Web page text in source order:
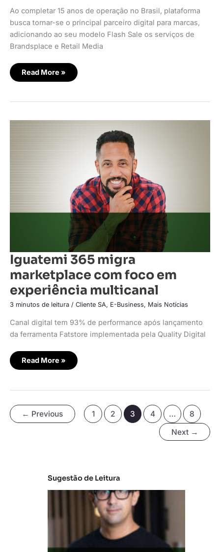
Ao completar 15 anos de operação no Brasil, plataforma
busca tornar-se o principal parceiro digital para marcas,
adicionando ao seu modelo Flash Sale os serviços de
Brandsplace e Retail Media
Read More »
Iguatemi 365 migra
marketplace com foco em
experiência multicanal
3 minutos de leitura / Cliente SA, E-Business, Mais Notícias
Canal digital tem 93% de performance após lançamento
da ferramenta Fatstore implementada pela Quality Digital
Iguatemi
Read More »
← Previous 1 2 3 4 …
8
Next →
Sugestão de Leitura